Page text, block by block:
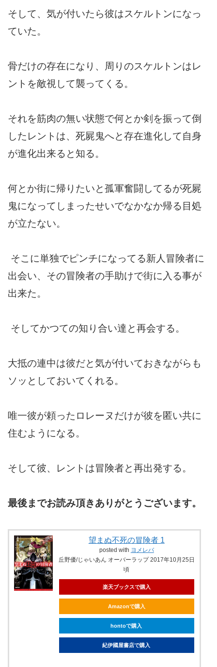
そして、気が付いたら彼はスケルトンになっ
ていた。
骨だけの存在になり、周りのスケルトンはレ
ントを敵視して襲ってくる。
それを筋肉の無い状態で何とか剣を振って倒
したレントは、死屍鬼へと存在進化して自身
が進化出来ると知る。
何とか街に帰りたいと孤軍奮闘してるが死屍
鬼になってしまったせいでなかなか帰る目処
が立たない。
そこに単独でピンチになってる新人冒険者に
出会い、その冒険者の手助けで街に入る事が
出来た。
そしてかつての知り合い達と再会する。
大抵の連中は彼だと気が付いておきながらも
ソッとしておいてくれる。
唯一彼が頼ったロレーヌだけが彼を匿い共に
住むようになる。
そして彼、レントは冒険者と再出発する。
最後までお読み頂きありがとうございます。
望まぬ不死の冒険者 1
posted with ヨメレバ
丘野優/じゃいあん オーバーラップ 2017年10月25日
頃
楽天ブックスで購入
Amazonで購入
hontoで購入
紀伊國屋書店で購入